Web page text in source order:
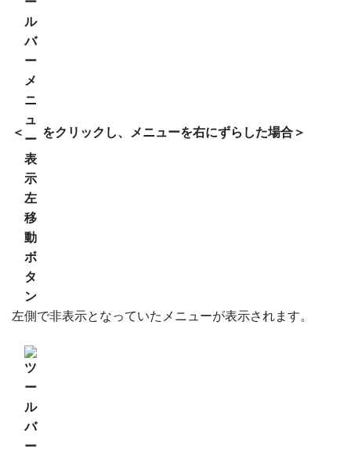
＜ をクリックし、メニューを右にずらした場合＞
左側で非表示となっていたメニューが表示されます。